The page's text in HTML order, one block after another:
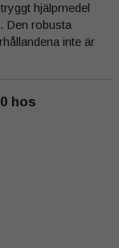
hjälpmedel
Den robusta
inte är
hos